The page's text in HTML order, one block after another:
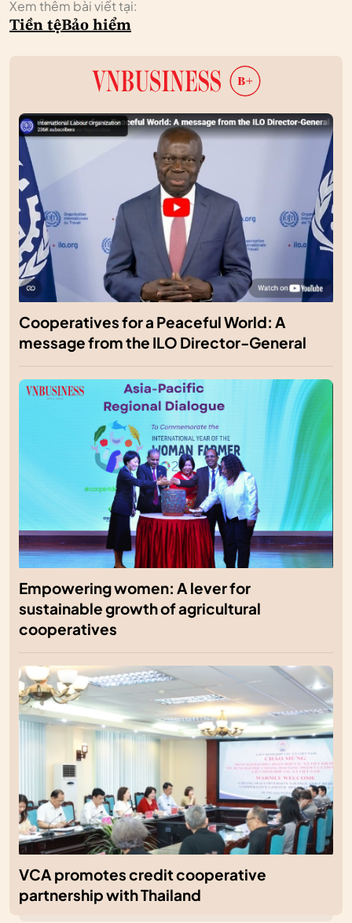
Xem thêm bài viết tại:
Tiền tệBảo hiểm
Cooperatives for a Peaceful World: A
message from the ILO Director-General
Empowering women: A lever for
sustainable growth of agricultural
cooperatives
VCA promotes credit cooperative
partnership with Thailand